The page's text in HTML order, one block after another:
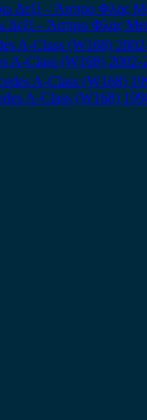
Δεξί – Άσπρο Φλας
A-Class (W168)
A-Class (W168)